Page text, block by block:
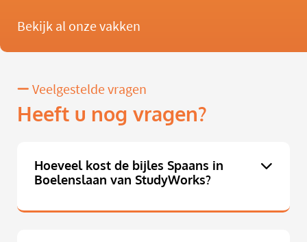
Bekijk al onze vakken
Veelgestelde vragen
Heeft u nog vragen?
Hoeveel kost de bijles Spaans in
Boelenslaan van StudyWorks?